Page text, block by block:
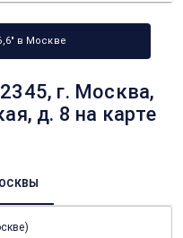
в Москве
г. Москва,
д. 8 на карте
)